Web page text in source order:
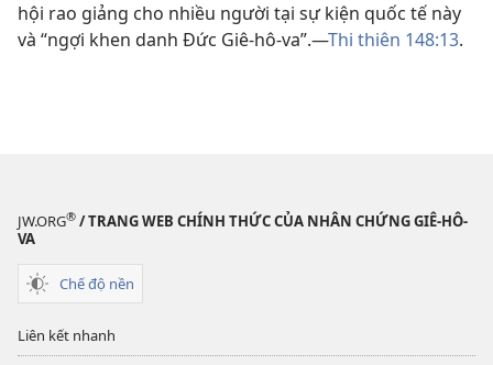
hội rao giảng cho nhiều người tại sự kiện quốc tế này
và “ngợi khen danh Đức Giê-hô-va”.​—Thi thiên 148:13.
JW.ORG® / TRANG WEB CHÍNH THỨC CỦA NHÂN CHỨNG GIÊ-HÔ-
VA
Chế độ nền
Liên kết nhanh